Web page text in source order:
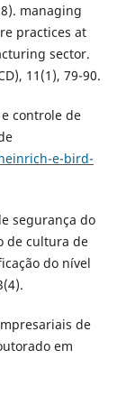
managing
practices at
sector.
11(1), 79-90.
controle de
e-bird-
segurança do
de cultura de
do nível
de
em